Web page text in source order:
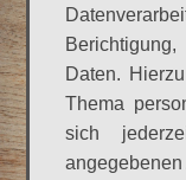
Daten.
Thema
sich